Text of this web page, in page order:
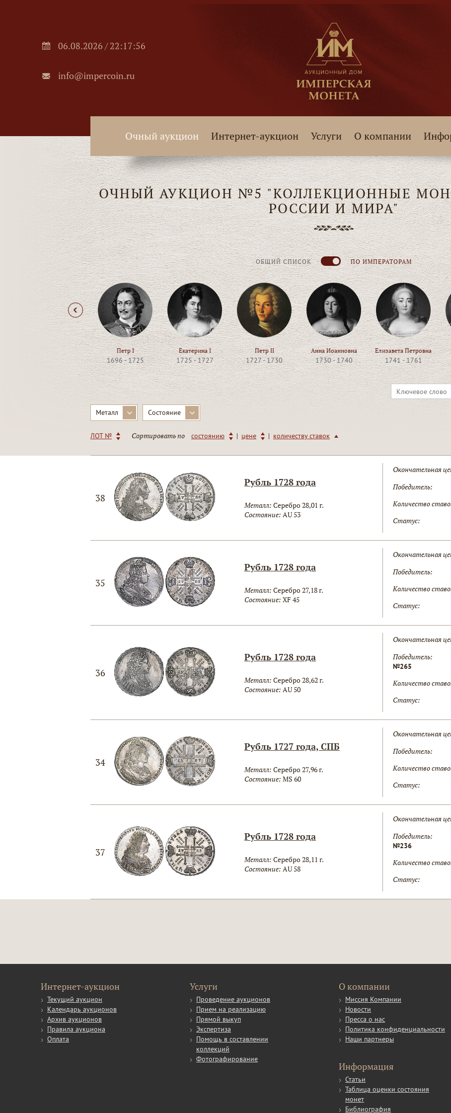
06.08.2026 / 22:17:57
info@impercoin.ru
Очный аукцион Интернет-аукцион Услуги О компании
ОЧНЫЙ АУКЦИОН №5 "КОЛЛЕКЦИОННЫЕ
РОССИИ И МИРА"
ОБЩИЙ СПИСОК ПО ИМПЕРАТОРАМ
Петр I
1696 - 1725
Екатерина I
1725 - 1727
Петр II
1727 - 1730
Анна Иоанновна
1730 - 1740
Елизавета Петровна
1741 - 1761
Металл Состояние
ЛОТ № Сортировать по состоянию | цене | количеству ставок
38
Рубль 1728 года
Металл: Серебро 28,01 г.
Состояние: AU 53
Окончательная
Победитель:
Количество
Статус:
35
Рубль 1728 года
Металл: Серебро 27,18 г.
Состояние: XF 45
Окончательная
Победитель:
Количество
Статус:
36
Рубль 1728 года
Металл: Серебро 28,62 г.
Состояние: AU 50
Окончательная
Победитель:
№265
Количество
Статус:
34
Рубль 1727 года, СПБ
Металл: Серебро 27,96 г.
Состояние: MS 60
Окончательная
Победитель:
Количество
Статус:
37
Рубль 1728 года
Металл: Серебро 28,11 г.
Состояние: AU 58
Окончательная
Победитель:
№236
Количество
Статус:
Интернет-аукцион
Текущий аукцион
Календарь аукционов
Архив аукционов
Правила аукциона
Оплата
Услуги
Проведение аукционов
Прием на реализацию
Прямой выкуп
Экспертиза
Помощь в составлении
коллекций
Фотографирование
О компании
Миссия Компании
Новости
Пресса о нас
Политика конфиденциальности
Наши партнеры
Информация
Статьи
Таблица оценки состояния
монет
Библиография